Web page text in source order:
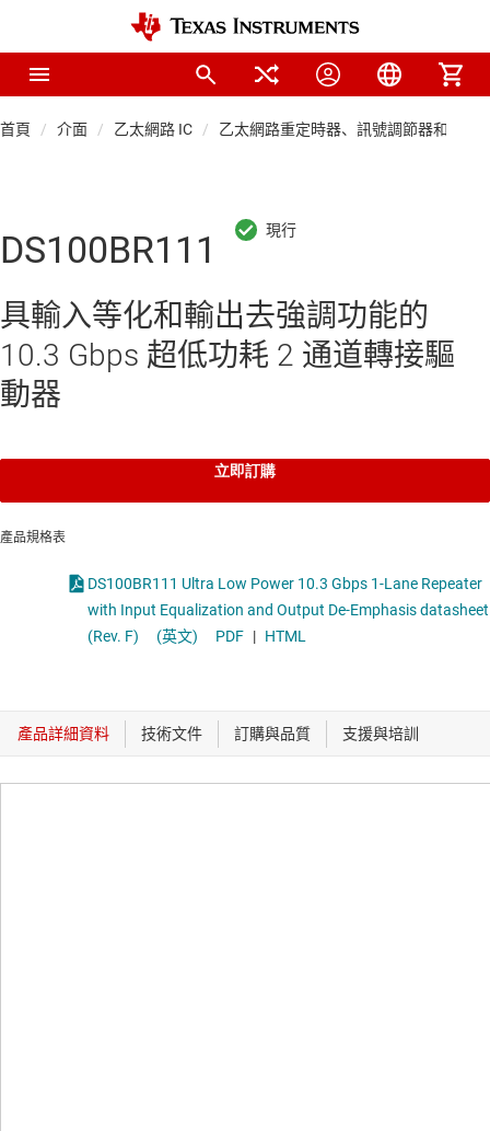
首頁 介面 乙太網路 IC 乙太網路重定時器、訊號調節器和多工
DS100BR111
具輸入等化和輸出去強調功能的
10.3 Gbps 超低功耗 2 通道轉接驅
動器
立即訂購
產品規格表
DS100BR111 Ultra Low Power 10.3 Gbps 1-Lane Repeater
with Input Equalization and Output De-Emphasis datasheet
(Rev. F)
(英文) PDF | HTML